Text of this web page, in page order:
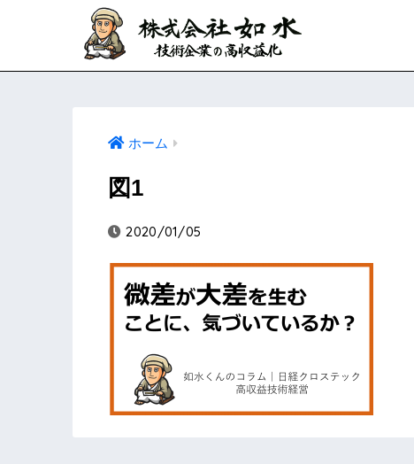
ホーム
図1
2020/01/05